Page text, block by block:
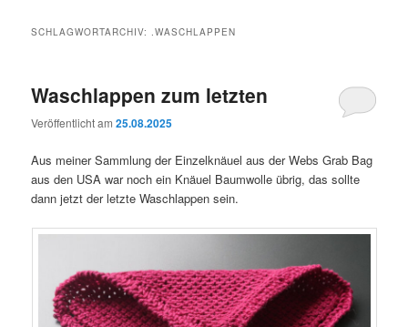
SCHLAGWORTARCHIV: .WASCHLAPPEN
Waschlappen zum letzten
Veröffentlicht am25.08.2025
Aus meiner Sammlung der Einzelknäuel aus der Webs Grab Bag
aus den USA war noch ein Knäuel Baumwolle übrig, das sollte
dann jetzt der letzte Waschlappen sein.